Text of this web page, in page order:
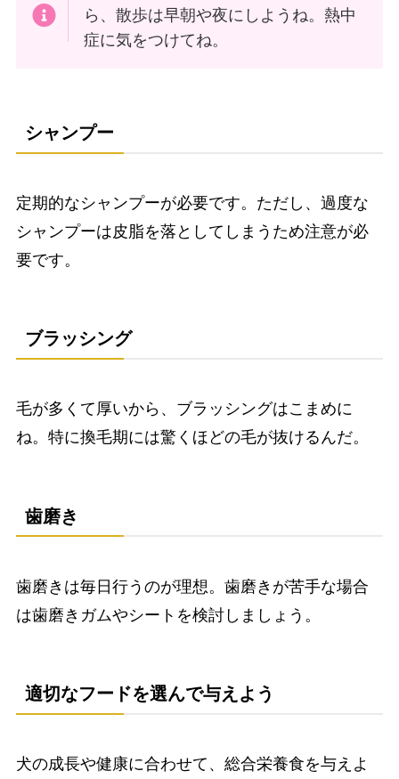
ら、散歩は早朝や夜にしようね。熱中
症に気をつけてね。
シャンプー
定期的なシャンプーが必要です。ただし、過度な
シャンプーは皮脂を落としてしまうため注意が必
要です。
ブラッシング
毛が多くて厚いから、ブラッシングはこまめに
ね。特に換毛期には驚くほどの毛が抜けるんだ。
歯磨き
歯磨きは毎日行うのが理想。歯磨きが苦手な場合
は歯磨きガムやシートを検討しましょう。
適切なフードを選んで与えよう
犬の成長や健康に合わせて、総合栄養食を与えよ